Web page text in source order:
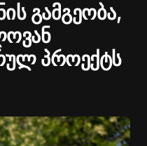
გამგეობა,
პროექტს